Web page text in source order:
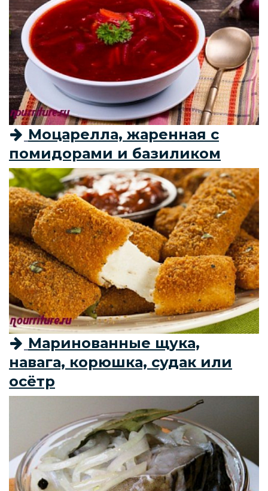
Моцарелла, жаренная с
помидорами и базиликом
Маринованные щука,
навага, корюшка, судак или
осётр